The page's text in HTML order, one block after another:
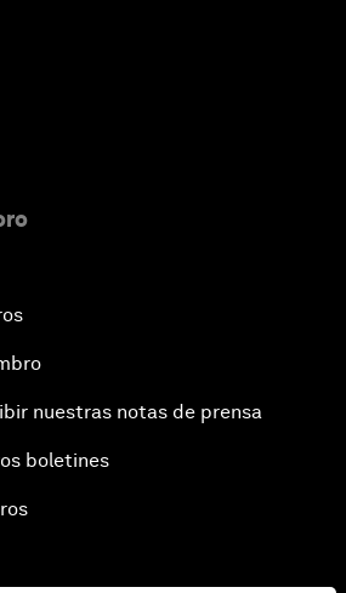
nuestras notas de prensa
boletines